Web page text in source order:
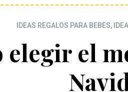
IDEAS REGALOS PARA BEBES,
elegir el